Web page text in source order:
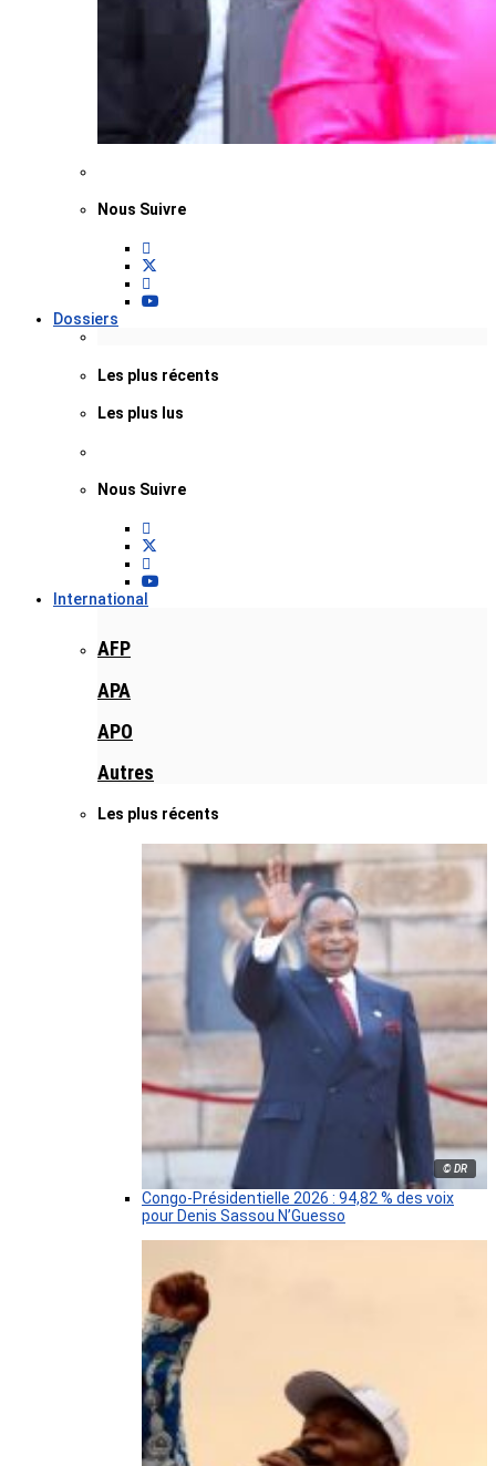
Nous Suivre
Dossiers
Les plus récents
Les plus lus
Nous Suivre
International
AFP
APA
APO
Autres
Les plus récents
© DR
Congo-Présidentielle 2026 : 94,82 % des voix
pour Denis Sassou N’Guesso